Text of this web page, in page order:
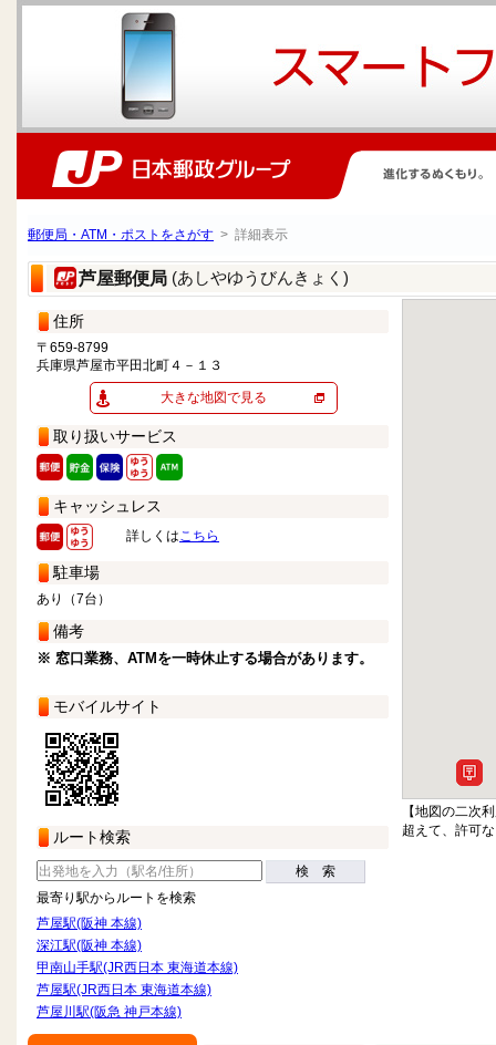
郵便局・ATM・ポストをさがす > 詳細表示
芦屋郵便局 (あしやゆうびんきょく)
住所
〒659-8799
兵庫県芦屋市平田北町４－１３
大きな地図で見る
取り扱いサービス
キャッシュレス
詳しくはこちら
駐車場
あり（7台）
備考
※ 窓口業務、ATMを一時休止する場合があります。
モバイルサイト
ルート検索
検 索
最寄り駅からルートを検索
芦屋駅(阪神 本線)
深江駅(阪神 本線)
甲南山手駅(JR西日本 東海道本線)
芦屋駅(JR西日本 東海道本線)
芦屋川駅(阪急 神戸本線)
【地図の二次
超えて、許可